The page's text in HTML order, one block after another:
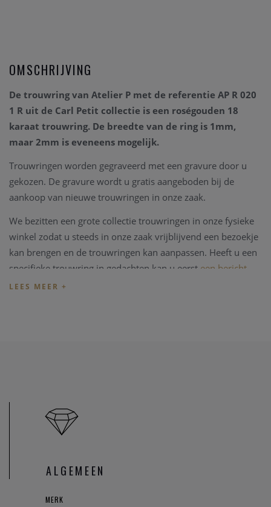
OMSCHRIJVING
De trouwring van Atelier P met de referentie AP R 020
1 R uit de Carl Petit collectie is een roségouden 18
karaat trouwring. De breedte van de ring is 1mm,
maar 2mm is eveneens mogelijk.
Trouwringen worden gegraveerd met een gravure door u
gekozen. De gravure wordt u gratis aangeboden bij de
aankoop van nieuwe trouwringen in onze zaak.
We bezitten een grote collectie trouwringen in onze fysieke
winkel zodat u steeds in onze zaak vrijblijvend een bezoekje
kan brengen en de trouwringen kan aanpassen. Heeft u een
specifieke trouwring in gedachten kan u eerst een bericht
zendenzodat we kunnen nakijken dat de betreffende
Online aankopen
Indien u wenst de trouwringen online aan te kopen neemt
(met behulp van dezePDF
ALGEMEEN
MERK